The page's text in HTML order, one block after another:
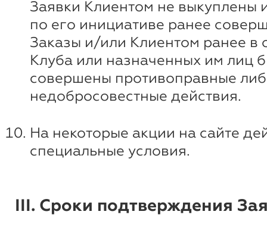
Заявки Клиентом не выкуплены
по его инициативе ранее
Заказы и/или Клиентом ранее в
Клуба или назначенных им лиц
совершены противоправные
недобросовестные действия.
На некоторые акции на сайте
специальные условия.
III. Сроки подтверждения